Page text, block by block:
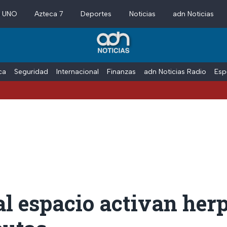
Azteca 7 Deportes Noticias adn Noticias
Seguridad Internacional Finanzas adn Noticias Radio
espacio activan